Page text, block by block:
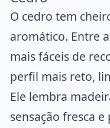
O cedro tem
aromático. Entre
mais fáceis de
perfil mais reto,
Ele lembra
sensação fresca